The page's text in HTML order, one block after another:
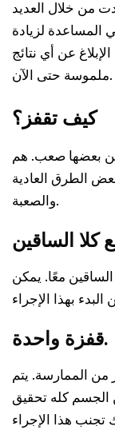
من خلال العديد
المساعدة لزيادة
عن أي نتائج
ملموسة حتى الآن.
كيف تقفز؟
بعضها صعب. هم
الطرق العادية
والصعبة.
معًا. يمكن
قفزة واحدة.
من الممارسة. يتم
الجسم كله تحقيق